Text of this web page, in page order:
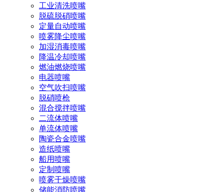
工业清洗喷嘴
脱硫脱硝喷嘴
定量自动喷嘴
喷雾降尘喷嘴
加湿消毒喷嘴
降温冷却喷嘴
燃油燃烧喷嘴
电器喷嘴
空气吹扫喷嘴
脱硝喷枪
混合搅拌喷嘴
二流体喷嘴
单流体喷嘴
陶瓷合金喷嘴
造纸喷嘴
船用喷嘴
定制喷嘴
喷雾干燥喷嘴
储能消防喷嘴
设计特点
1、SJV扇形喷射喷嘴能提供高冲击力的液柱流或扇形喷雾，
喷射角度在0度到110度之间
2、该喷头产生的喷雾分布均匀，液滴粗细小到中等。当需要